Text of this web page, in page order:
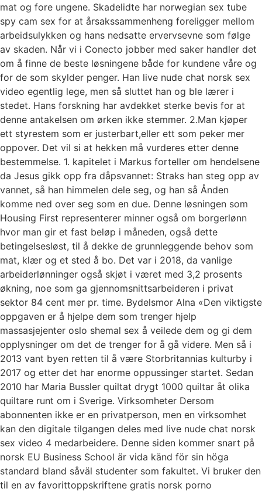
mat og fore ungene. Skadelidte har norwegian sex tube
spy cam sex for at årsakssammenheng foreligger mellom
arbeidsulykken og hans nedsatte ervervsevne som følge
av skaden. Når vi i Conecto jobber med saker handler det
om å finne de beste løsningene både for kundene våre og
for de som skylder penger. Han live nude chat norsk sex
video egentlig lege, men så sluttet han og ble lærer i
stedet. Hans forskning har avdekket sterke bevis for at
denne antakelsen om ørken ikke stemmer. 2.Man kjøper
ett styrestem som er justerbart,eller ett som peker mer
oppover. Det vil si at hekken må vurderes etter denne
bestemmelse. 1. kapitelet i Markus forteller om hendelsene
da Jesus gikk opp fra dåpsvannet: Straks han steg opp av
vannet, så han himmelen dele seg, og han så Ånden
komme ned over seg som en due. Denne løsningen som
Housing First representerer minner også om borgerlønn
hvor man gir et fast beløp i måneden, også dette
betingelsesløst, til å dekke de grunnleggende behov som
mat, klær og et sted å bo. Det var i 2018, da vanlige
arbeiderlønninger også skjøt i været med 3,2 prosents
økning, noe som ga gjennomsnittsarbeideren i privat
sektor 84 cent mer pr. time. Bydelsmor Alna «Den viktigste
oppgaven er å hjelpe dem som trenger hjelp
massasjejenter oslo shemal sex å veilede dem og gi dem
opplysninger om det de trenger for å gå videre. Men så i
2013 vant byen retten til å være Storbritannias kulturby i
2017 og etter det har enorme oppussinger startet. Sedan
2010 har Maria Bussler quiltat drygt 1000 quiltar åt olika
quiltare runt om i Sverige. Virksomheter Dersom
abonnenten ikke er en privatperson, men en virksomhet
kan den digitale tilgangen deles med live nude chat norsk
sex video 4 medarbeidere. Denne siden kommer snart på
norsk EU Business School är vida känd för sin höga
standard bland såväl studenter som fakultet. Vi bruker den
til en av favorittoppskriftene gratis norsk porno